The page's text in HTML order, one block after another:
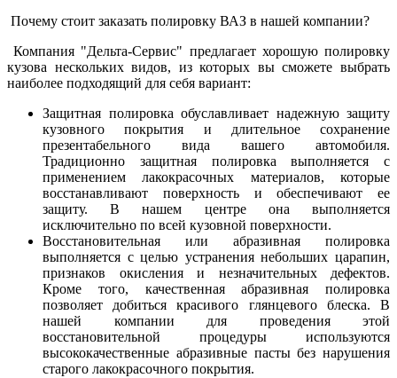
Почему стоит заказать полировку ВАЗ в нашей компании?
Компания "Дельта-Сервис" предлагает хорошую полировку
кузова нескольких видов, из которых вы сможете выбрать
наиболее подходящий для себя вариант:
Защитная полировка обуславливает надежную защиту
кузовного покрытия и длительное сохранение
презентабельного вида вашего автомобиля.
Традиционно защитная полировка выполняется с
применением лакокрасочных материалов, которые
восстанавливают поверхность и обеспечивают ее
защиту. В нашем центре она выполняется
исключительно по всей кузовной поверхности.
Восстановительная или абразивная полировка
выполняется с целью устранения небольших царапин,
признаков окисления и незначительных дефектов.
Кроме того, качественная абразивная полировка
позволяет добиться красивого глянцевого блеска. В
нашей компании для проведения этой
восстановительной процедуры используются
высококачественные абразивные пасты без нарушения
старого лакокрасочного покрытия.